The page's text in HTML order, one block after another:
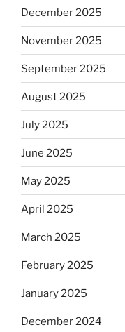
December 2025
November 2025
September 2025
August 2025
July 2025
June 2025
May 2025
April 2025
March 2025
February 2025
January 2025
December 2024